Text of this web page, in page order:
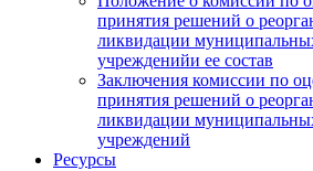
принятия решений о
ликвидации
учрежденийи ее состав
Заключения комиссии по
принятия решений о
ликвидации
учреждений
Ресурсы